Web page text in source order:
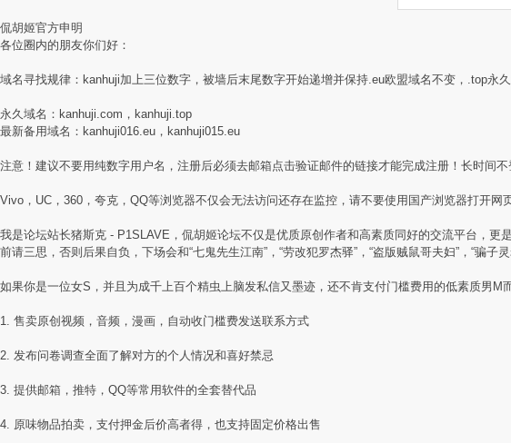
侃胡姬官方申明
各位圈内的朋友你们好：
域名寻找规律：kanhuji加上三位数字，被墙后末尾数字开始递增并保持.eu欧盟域名不变，.top永
永久域名：kanhuji.com，kanhuji.top
最新备用域名：kanhuji016.eu，kanhuji015.eu
注意！建议不要用纯数字用户名，注册后必须去邮箱点击验证邮件的链接才能完成注册！长时间
Vivo，UC，360，夸克，QQ等浏览器不仅会无法访问还存在监控，请不要使用国产浏览器打开
我是论坛站长猪斯克 - P1SLAVE，侃胡姬论坛不仅是优质原创作者和高素质同好的交流平台，
前请三思，否则后果自负，下场会和“七鬼先生江南”，“劳改犯罗杰驿”，“盗版贼鼠哥夫妇”，“骗子
如果你是一位女S，并且为成千上百个精虫上脑发私信又墨迹，还不肯支付门槛费用的低素质男M
1. 售卖原创视频，音频，漫画，自动收门槛费发送联系方式
2. 发布问卷调查全面了解对方的个人情况和喜好禁忌
3. 提供邮箱，推特，QQ等常用软件的全套替代品
4. 原味物品拍卖，支付押金后价高者得，也支持固定价格出售